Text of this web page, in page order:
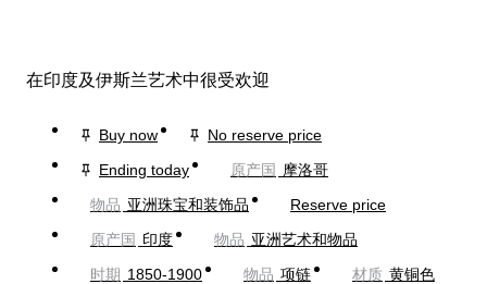
在印度及伊斯兰艺术中很受欢迎
Buy now
No reserve price
Ending today
原产国 摩洛哥
物品 亚洲珠宝和装饰品
Reserve price
原产国 印度 物品 亚洲艺术和物品
时期 1850-1900 物品 项链 材质 黄铜色